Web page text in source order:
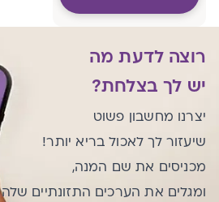
רוצה לדעת מה
יש לך בצלחת?
יצרנו מחשבון פשוט
שיעזור לך לאכול בריא יותר!
מכניסים את שם המנה,
ומגלים את הערכים התזונתיים שלה